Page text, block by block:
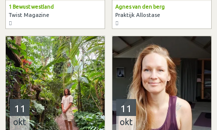
1 Bewust westland
Twist Magazine
Agnes van den berg
Praktijk Allostase
11
okt
11
okt